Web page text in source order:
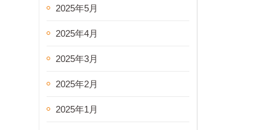
2025年5月
2025年4月
2025年3月
2025年2月
2025年1月